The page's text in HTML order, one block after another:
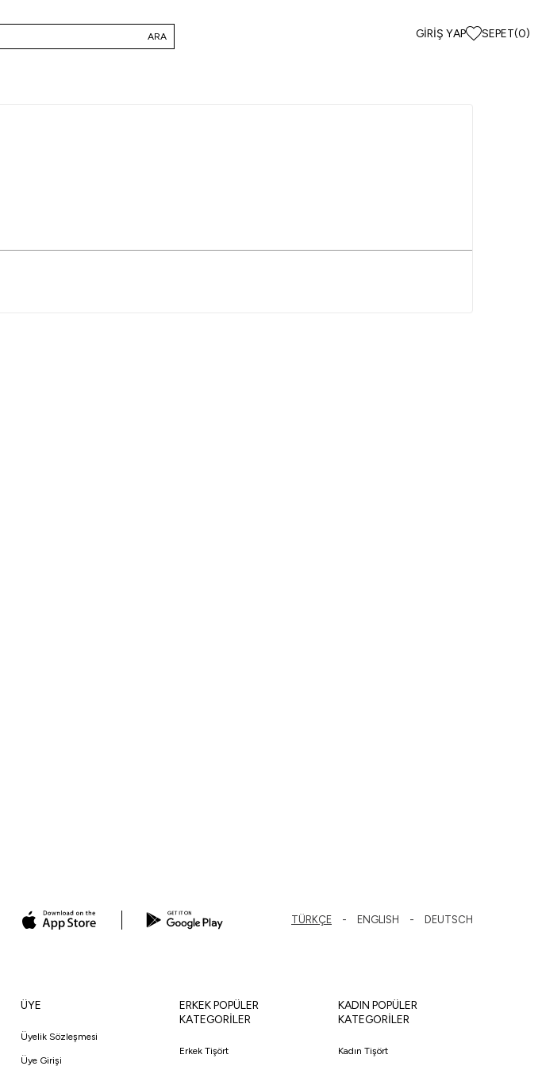
ARA GIRIŞ YAP SEPET(0)
TÜRKÇE ENGLISH DEUTSCH
ÜYE
Üyelik Sözleşmesi
Üye Girişi
ERKEK POPÜLER
KATEGORİLER
Erkek Tişört
KADIN POPÜLER
KATEGORİLER
Kadın Tişört